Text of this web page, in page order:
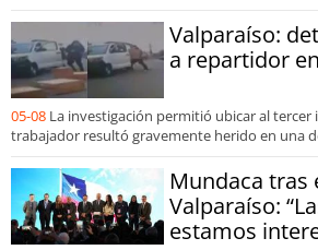
Valparaíso:
a repartidor
05-08 La investigación permitió ubicar al
trabajador resultó gravemente herido en una
Mundaca tras
Valparaíso:
estamos